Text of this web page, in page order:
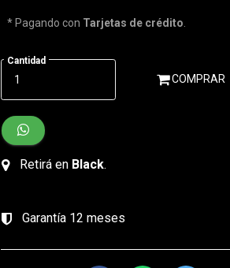
* Pagando con Tarjetas de crédito
Cantidad
COMPRAR
Retirá en Black.
Garantía 12 meses